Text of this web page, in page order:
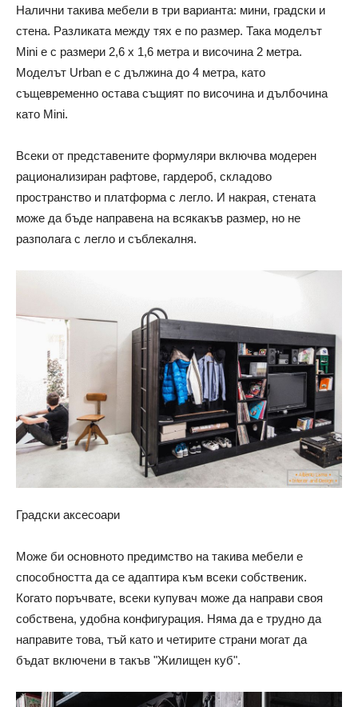
Налични такива мебели в три варианта: мини, градски и
стена. Разликата между тях е по размер. Така моделът
Mini е с размери 2,6 х 1,6 метра и височина 2 метра.
Моделът Urban е с дължина до 4 метра, като
същевременно остава същият по височина и дълбочина
като Mini.
Всеки от представените формуляри включва модерен
рационализиран рафтове, гардероб, складово
пространство и платформа с легло. И накрая, стената
може да бъде направена на всякакъв размер, но не
разполага с легло и съблекалня.
Градски аксесоари
Може би основното предимство на такива мебели е
способността да се адаптира към всеки собственик.
Когато поръчвате, всеки купувач може да направи своя
собствена, удобна конфигурация. Няма да е трудно да
направите това, тъй като и четирите страни могат да
бъдат включени в такъв "Жилищен куб".